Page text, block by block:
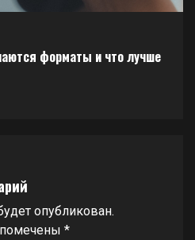
форматы и что лучше
опубликован.
*